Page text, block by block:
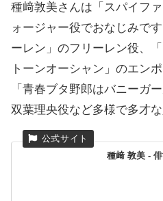
種﨑敦美さんは「スパイフ
ォージャー役でおなじみで
ーレン」のフリーレン役、
トーンオーシャン」のエン
「青春ブタ野郎はバニーガ
双葉理央役など多様で多才な
種﨑 敦美 -